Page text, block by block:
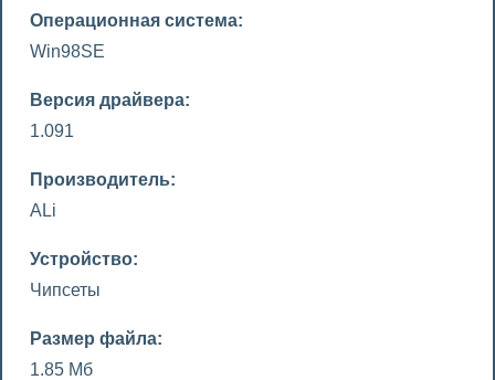
Операционная система:
Win98SE
Версия драйвера:
1.091
Производитель:
ALi
Устройство:
Чипсеты
Размер файла:
1.85 Мб